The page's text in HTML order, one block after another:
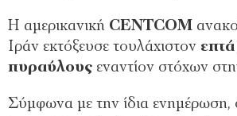
Η αμερικανική CENTCOM
Ιράν εκτόξευσε τουλάχιστον
πυραύλους εναντίον στόχων
Σύμφωνα με την ίδια ενημέρωση,